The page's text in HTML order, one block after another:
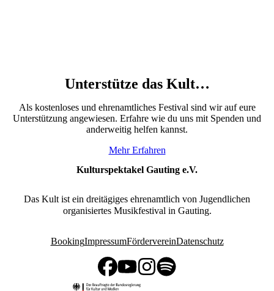
Unterstütze das Kult…
Als kostenloses und ehrenamtliches Festival sind wir auf eure
Unterstützung angewiesen. Erfahre wie du uns mit Spenden und
anderweitig helfen kannst.
Mehr Erfahren
Kulturspektakel Gauting e.V.
Das Kult ist ein dreitägiges ehrenamtlich von Jugendlichen
organisiertes Musikfestival in Gauting.
BookingImpressumFördervereinDatenschutz